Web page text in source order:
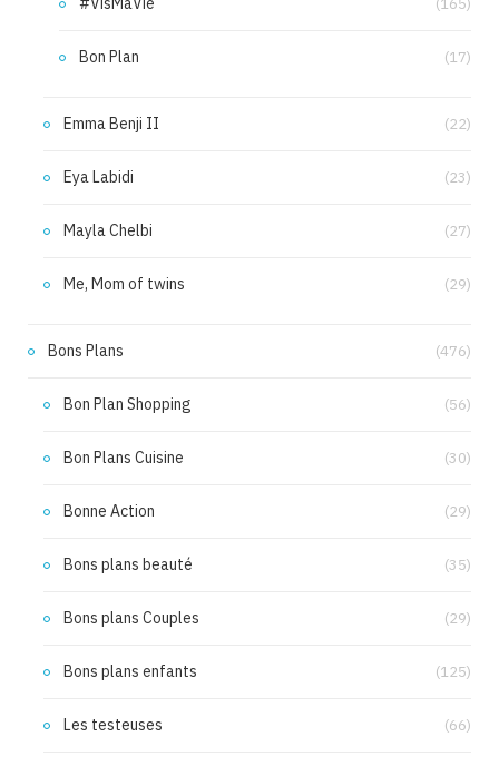
(165)
Bon Plan (17)
Emma Benji II (22)
Eya Labidi (23)
Mayla Chelbi (27)
Me, Mom of twins (29)
Bons Plans (476)
Bon Plan Shopping (56)
Bon Plans Cuisine (30)
Bonne Action (29)
Bons plans beauté (35)
Bons plans Couples (29)
Bons plans enfants (125)
Les testeuses (66)